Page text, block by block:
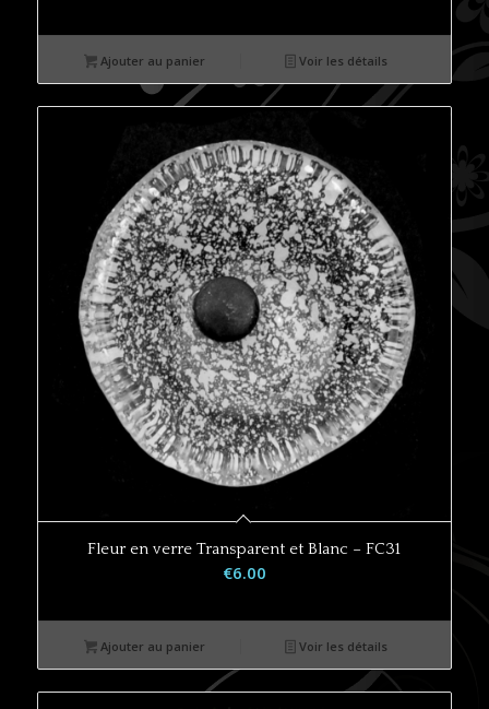
Ajouter au panier Voir les détails
Fleur en verre Transparent et Blanc – FC31
€6.00
Ajouter au panier Voir les détails